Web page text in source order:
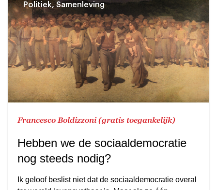
Politiek, Samenleving
Francesco Boldizzoni (gratis toegankelijk)
Hebben we de sociaaldemocratie
nog steeds nodig?
Ik geloof beslist niet dat de sociaaldemocratie overal